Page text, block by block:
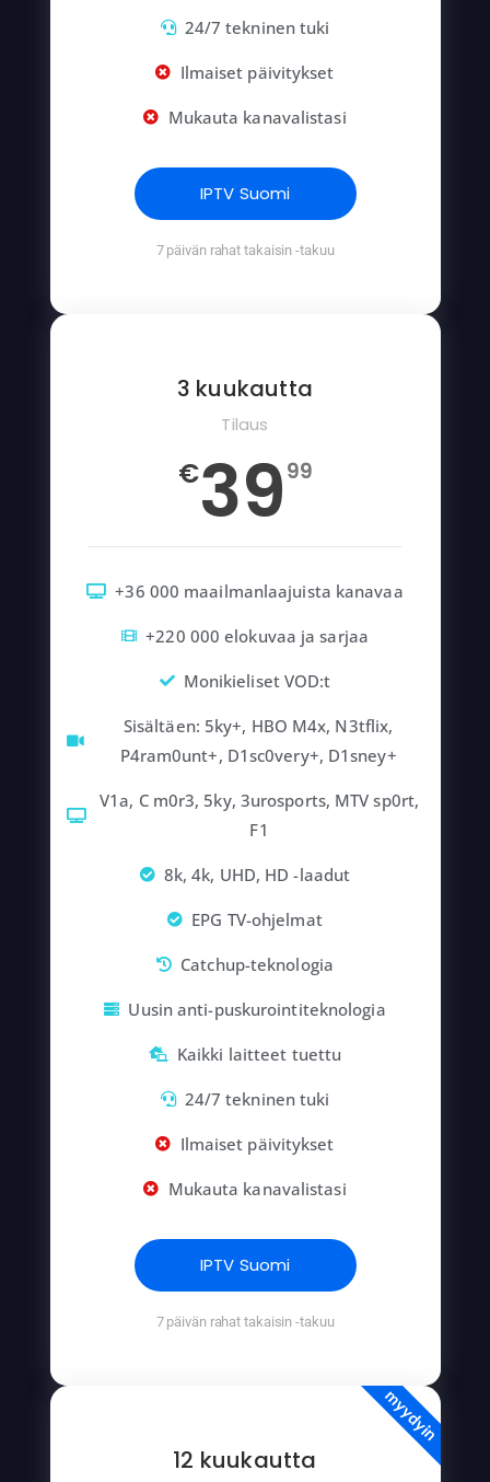
24/7 tekninen tuki
Ilmaiset päivitykset
Mukauta kanavalistasi
IPTV Suomi
7 päivän rahat takaisin -takuu
3 kuukautta
Tilaus
€3999
+36 000 maailmanlaajuista kanavaa
+220 000 elokuvaa ja sarjaa
Monikieliset VOD:t
Sisältäen: 5ky+, HBO M4x, N3tflix,
P4ram0unt+, D1sc0very+, D1sney+
V1a, C m0r3, 5ky, 3urosports, MTV sp0rt,
F1
8k, 4k, UHD, HD -laadut
EPG TV-ohjelmat
Catchup-teknologia
Uusin anti-puskurointiteknologia
Kaikki laitteet tuettu
24/7 tekninen tuki
Ilmaiset päivitykset
Mukauta kanavalistasi
IPTV Suomi
7 päivän rahat takaisin -takuu
12 kuukautta
myydyin